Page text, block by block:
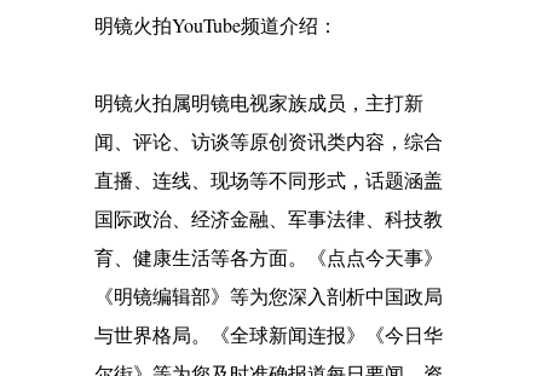
明镜火拍YouTube频道介绍：
明镜火拍属明镜电视家族成员，主打新
闻、评论、访谈等原创资讯类内容，综合
直播、连线、现场等不同形式，话题涵盖
国际政治、经济金融、军事法律、科技教
育、健康生活等各方面。《点点今天事》
《明镜编辑部》等为您深入剖析中国政局
与世界格局。《全球新闻连报》《今日华